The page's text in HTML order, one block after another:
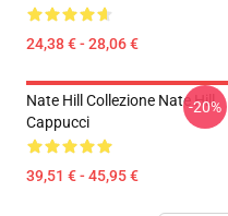
24,38 € - 28,06 €
Nate Hill Collezione Nate Hill
Cappucci
39,51 € - 45,95 €
-20%